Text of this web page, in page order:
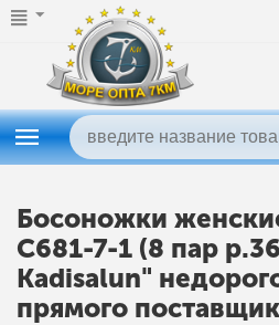
Босоножки
C681-7-1 (8 пар
Kadisalun"
прямого